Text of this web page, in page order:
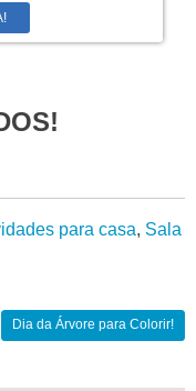
para casa, Sala
Dia da Árvore para Colorir!